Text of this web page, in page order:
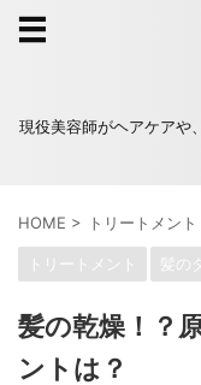
現役美容師がヘアケアや
HOME > トリートメント
トリートメント 髪の
髪の乾燥！？
ントは？